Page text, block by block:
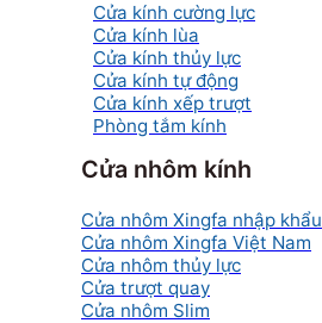
Cửa kính cường lực
Cửa kính lùa
Cửa kính thủy lực
Cửa kính tự động
Cửa kính xếp trượt
Phòng tắm kính
Cửa nhôm kính
Cửa nhôm Xingfa nhập khẩu
Cửa nhôm Xingfa Việt Nam
Cửa nhôm thủy lực
Cửa trượt quay
Cửa nhôm Slim